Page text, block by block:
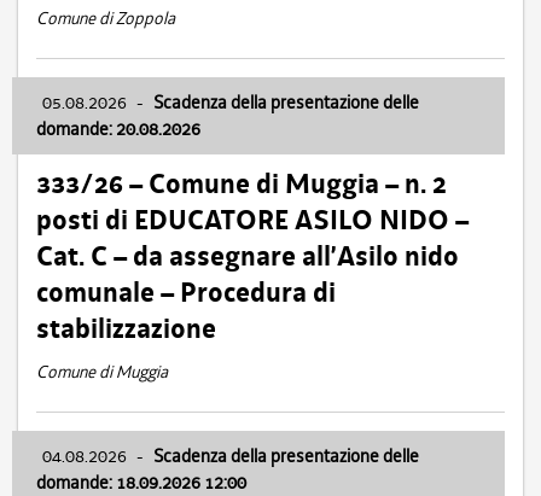
Comune di Zoppola
05.08.2026 - Scadenza della presentazione delle
domande: 20.08.2026
333/26 – Comune di Muggia – n. 2
posti di EDUCATORE ASILO NIDO –
Cat. C – da assegnare all’Asilo nido
comunale – Procedura di
stabilizzazione
Comune di Muggia
04.08.2026 - Scadenza della presentazione delle
domande: 18.09.2026 12:00